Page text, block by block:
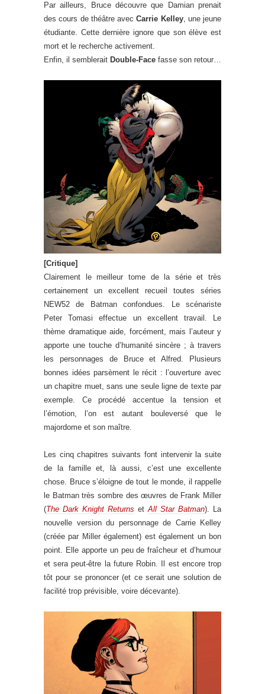
Par ailleurs, Bruce découvre que Damian prenait
des cours de théâtre avecCarrie Kelley, une jeune
étudiante. Cette dernière ignore que son élève est
mort et le recherche activement.
Enfin, il semblerait Double-Face fasse son retour…
[Critique]
Clairement le meilleur tome de la série et très
certainement un excellent recueil toutes séries
NEW52 de Batman confondues. Le scénariste
Peter Tomasi effectue un excellent travail. Le
thème dramatique aide, forcément, mais l’auteur y
apporte une touche d’humanité sincère ; à travers
les personnages de Bruce et Alfred. Plusieurs
bonnes idées parsèment le récit : l’ouverture avec
un chapitre muet, sans une seule ligne de texte par
exemple. Ce procédé accentue la tension et
l’émotion, l’on est autant bouleversé que le
majordome et son maître.
Les cinq chapitres suivants font intervenir la suite
de la famille et, là aussi, c’est une excellente
chose. Bruce s’éloigne de tout le monde, il rappelle
le Batman très sombre des œuvres de Frank Miller
(The Dark Knight Returns et All Star Batman). La
nouvelle version du personnage de Carrie Kelley
(créée par Miller également) est également un bon
point. Elle apporte un peu de fraîcheur et d’humour
et sera peut-être la future Robin. Il est encore trop
tôt pour se prononcer (et ce serait une solution de
facilité trop prévisible, voire décevante).